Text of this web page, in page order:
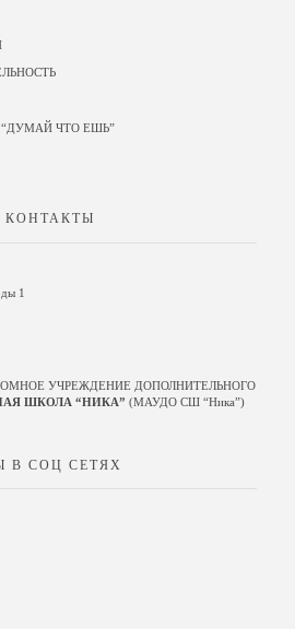
ЧТО ЕШЬ”
КОНТАКТЫ
1
УЧРЕЖДЕНИЕ ДОПОЛНИТЕЛЬНОГО
ШКОЛА “НИКА” (МАУДО СШ “Ника”)
В СОЦ СЕТЯХ